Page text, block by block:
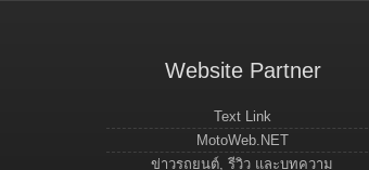
Website Partner
Text Link
MotoWeb.NET
ข่าวรถยนต์, รีวิว และบทความ